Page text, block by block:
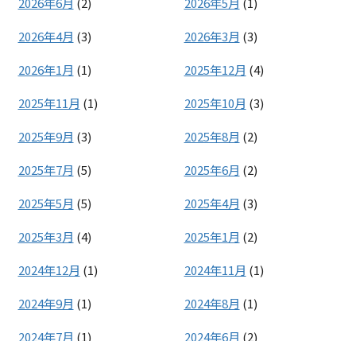
2026年4月 (3) 2026年3月 (3)
2026年1月 (1) 2025年12月 (4)
2025年11月 (1) 2025年10月 (3)
2025年9月 (3) 2025年8月 (2)
2025年7月 (5) 2025年6月 (2)
2025年5月 (5) 2025年4月 (3)
2025年3月 (4) 2025年1月 (2)
2024年12月 (1) 2024年11月 (1)
2024年9月 (1) 2024年8月 (1)
2024年7月 (1) 2024年6月 (2)